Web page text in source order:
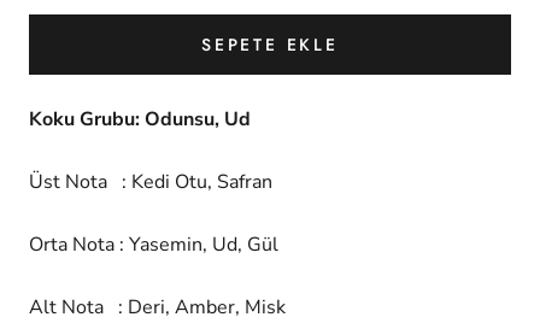
SEPETE EKLE
Koku Grubu: Odunsu, Ud
Üst Nota : Kedi Otu, Safran
Orta Nota : Yasemin, Ud, Gül
Alt Nota : Deri, Amber, Misk